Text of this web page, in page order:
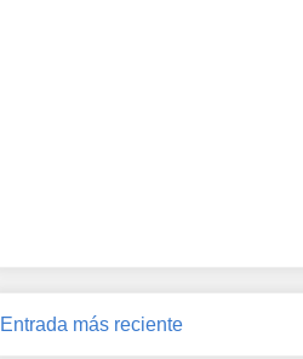
Entrada más reciente